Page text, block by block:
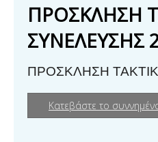
ΠΡΟΣΚΛΗΣΗ
ΣΥΝΕΛΕΥΣΗΣ
ΠΡΟΣΚΛΗΣΗ
Κατεβάστε το